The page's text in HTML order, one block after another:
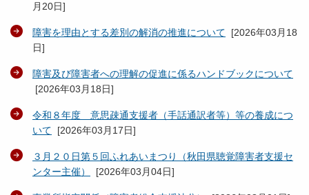
月20日]
障害を理由とする差別の解消の推進について [2026年03月18
日]
障害及び障害者への理解の促進に係るハンドブックについて
[2026年03月18日]
令和８年度 意思疎通支援者（手話通訳者等）等の養成につ
いて [2026年03月17日]
３月２０日第５回ふれあいまつり（秋田県聴覚障害者支援セ
ンター主催）
[2026年03月04日]